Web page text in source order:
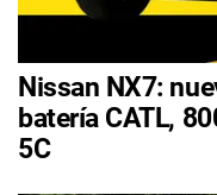
Nissan NX7:
batería CATL,
5C